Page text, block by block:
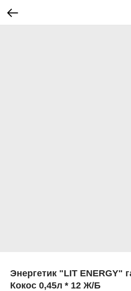
Энергетик "LIT ENERGY"
Кокос 0,45л * 12 Ж/Б